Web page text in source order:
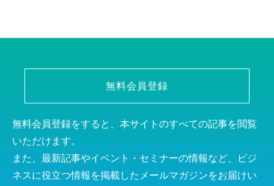
無料会員登録
無料会員登録をすると、本サイトのすべての記事を閲覧
いただけます。
また、最新記事やイベント・セミナーの情報など、ビジ
ネスに役立つ情報を掲載したメールマガジンをお届けい